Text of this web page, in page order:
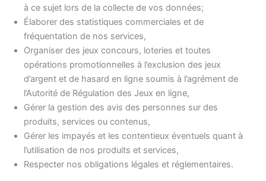
à ce sujet lors de la collecte de vos données;
Élaborer des statistiques commerciales et de
fréquentation de nos services,
Organiser des jeux concours, loteries et toutes
opérations promotionnelles à l’exclusion des jeux
d’argent et de hasard en ligne soumis à l’agrément de
l’Autorité de Régulation des Jeux en ligne,
Gérer la gestion des avis des personnes sur des
produits, services ou contenus,
Gérer les impayés et les contentieux éventuels quant à
l’utilisation de nos produits et services,
Respecter nos obligations légales et réglementaires.